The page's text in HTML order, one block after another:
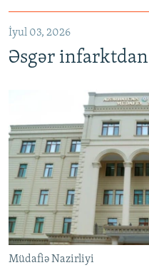
720p
İyul 03, 2026
Əsgər
Müdafiə Nazirliyi